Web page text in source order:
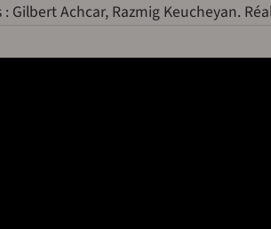
Gilbert Achcar, Razmig Keucheyan.